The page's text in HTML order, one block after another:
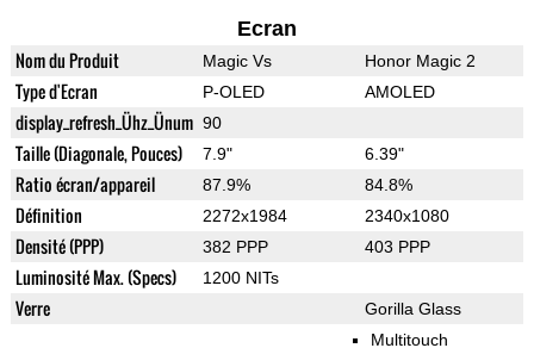
Ecran
Nom du Produit Magic Vs Honor Magic 2
Type d'Ecran P-OLED AMOLED
display_refresh_Ühz_Ünum 90
Taille (Diagonale, Pouces) 7.9" 6.39"
Ratio écran/appareil 87.9% 84.8%
Définition 2272x1984 2340x1080
Densité (PPP) 382 PPP 403 PPP
Luminosité Max. (Specs) 1200 NITs
Verre Gorilla Glass
Multitouch